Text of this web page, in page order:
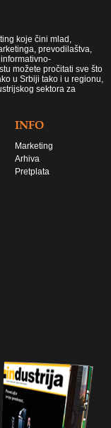
koje čini mlad,
prevodilaštva,
možete pročitati sve što
u Srbiji tako i u regionu,
sektora za
INFO
Marketing
Arhiva
Pretplata